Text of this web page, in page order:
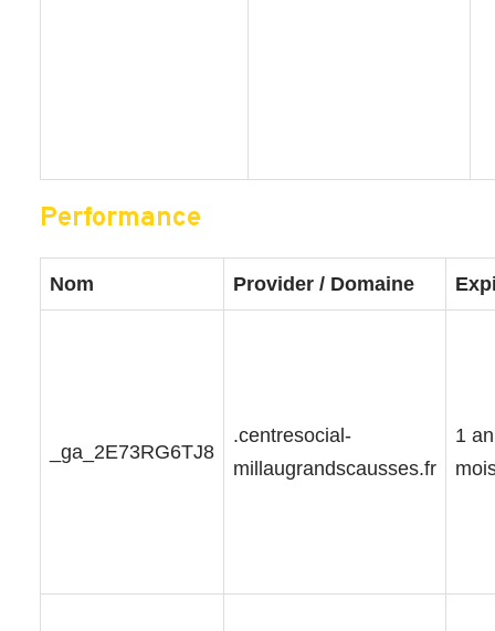
Performance
Nom Provider / Domaine
_ga_2E73RG6TJ8
.centresocial-
millaugrandscausses.fr
1